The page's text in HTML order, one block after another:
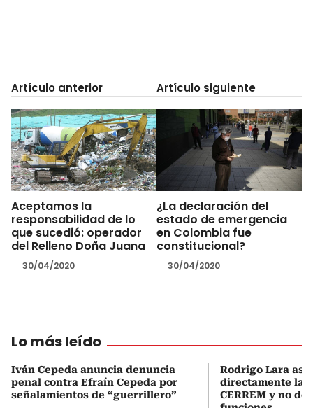
Artículo anterior
Aceptamos la
responsabilidad de lo
que sucedió: operador
del Relleno Doña Juana
30/04/2020
Artículo siguiente
¿La declaración del
estado de emergencia
en Colombia fue
constitucional?
30/04/2020
Lo más leído
Iván Cepeda anuncia denuncia
penal contra Efraín Cepeda por
señalamientos de “guerrillero”
Rodrigo Lara
directamente la
CERREM y no